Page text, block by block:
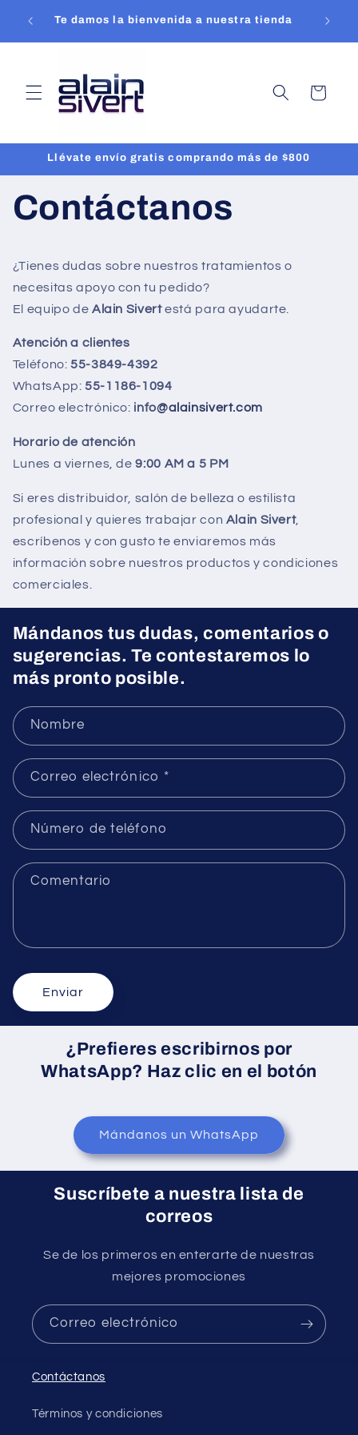
directamenteTe damos la bienvenida a nuestra tienda
Carrito
Llévate envío gratis comprando más de $800
Contáctanos
¿Tienes dudas sobre nuestros tratamientos o
necesitas apoyo con tu pedido?
El equipo de Alain Sivertestá para ayudarte.
Atención a clientes
Teléfono:55-3849-4392
WhatsApp:55-1186-1094
Correo electrónico: info@alainsivert.com
Horario de atención
Lunes a viernes, de9:00 AM a 5 PM
Si eres distribuidor, salón de belleza o estilista
profesional y quieres trabajar con Alain Sivert,
escríbenos y con gusto te enviaremos más
información sobre nuestros productos y condiciones
comerciales.
Mándanos tus dudas, comentarios o
sugerencias. Te contestaremos lo
más pronto posible.
Nombre
Correo electrónico *
Número de teléfono
Comentario
Enviar
¿Prefieres escribirnos por
WhatsApp? Haz clic en el botón
Mándanos un WhatsApp
Suscríbete a nuestra lista de
correos
Se de los primeros en enterarte de nuestras
mejores promociones
Correo electrónico
Contáctanos
Términos y condiciones